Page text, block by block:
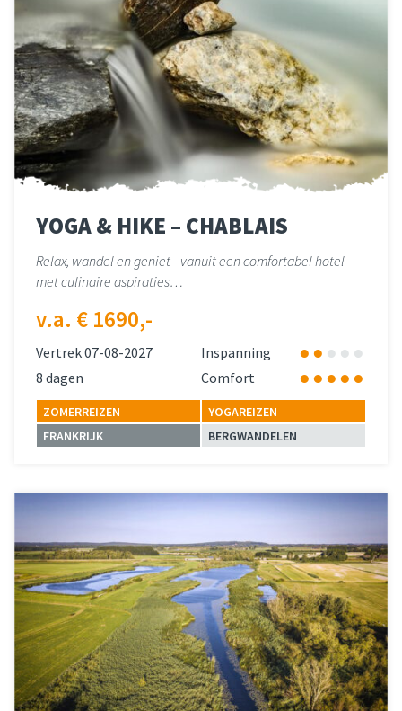
YOGA & HIKE – CHABLAIS
Relax, wandel en geniet - vanuit een comfortabel hotel
met culinaire aspiraties…
v.a. € 1690,-
Vertrek 07-08-2027
Inspanning
8 dagen
Comfort
ZOMERREIZEN
YOGAREIZEN
FRANKRIJK
BERGWANDELEN